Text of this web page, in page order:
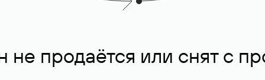
не продаётся или снят с